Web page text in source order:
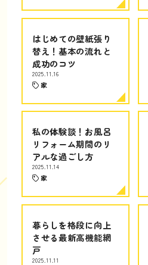
はじめての壁紙張り
替え！基本の流れと
成功のコツ
2025.11.16
家
私の体験談！お風呂
リフォーム期間のリ
アルな過ごし方
2025.11.14
家
暮らしを格段に向上
させる最新高機能網
戸
2025.11.11